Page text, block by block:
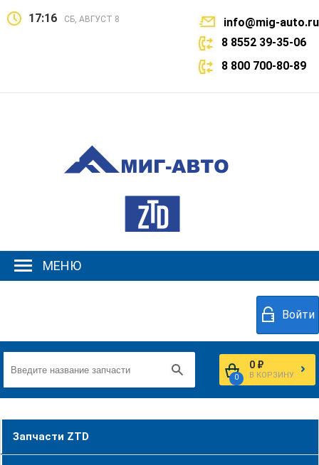
17:16 СБ, АВГУСТ 8
info@mig-auto.ru
8 8552 39-35-06
8 800 700-80-89
МЕНЮ
Войти
0
0 ₽
В КОРЗИНУ
Запчасти ZTD